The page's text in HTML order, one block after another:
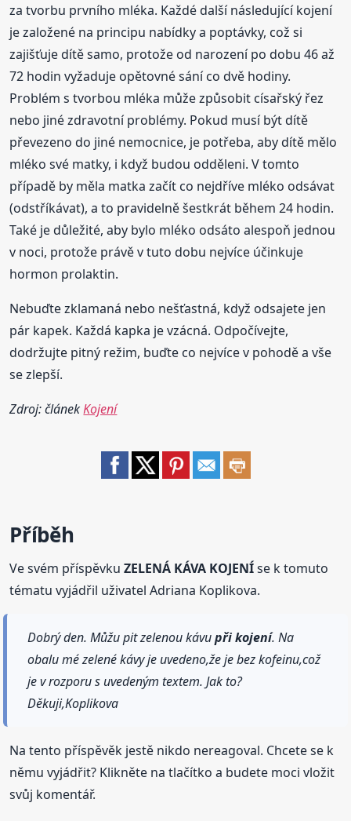
za tvorbu prvního mléka. Každé další následující kojení
je založené na principu nabídky a poptávky, což si
zajišťuje dítě samo, protože od narození po dobu 46 až
72 hodin vyžaduje opětovné sání co dvě hodiny.
Problém s tvorbou mléka může způsobit císařský řez
nebo jiné zdravotní problémy. Pokud musí být dítě
převezeno do jiné nemocnice, je potřeba, aby dítě mělo
mléko své matky, i když budou odděleni. V tomto
případě by měla matka začít co nejdříve mléko odsávat
(odstříkávat), a to pravidelně šestkrát během 24 hodin.
Také je důležité, aby bylo mléko odsáto alespoň jednou
v noci, protože právě v tuto dobu nejvíce účinkuje
hormon prolaktin.
Nebuďte zklamaná nebo nešťastná, když odsajete jen
pár kapek. Každá kapka je vzácná. Odpočívejte,
dodržujte pitný režim, buďte co nejvíce v pohodě a vše
se zlepší.
Zdroj: článekKojení
Příběh
Ve svém příspěvkuZELENÁ KÁVA KOJENÍse k tomuto
tématu vyjádřil uživatel Adriana Koplikova.
Dobrý den. Můžu pit zelenou kávupři kojení. Na
obalu mé zelené kávy je uvedeno,že je bez kofeinu,což
je v rozporu s uvedeným textem. Jak to?
Děkuji,Koplikova
Na tento příspěvěk jestě nikdo nereagoval. Chcete se k
němu vyjádřit? Klikněte na tlačítko a budete moci vložit
svůj komentář.